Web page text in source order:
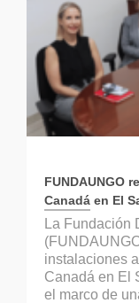
FUNDAUNGO
Canadá en El
La Fundación
instalaciones
Canadá en El
el marco de